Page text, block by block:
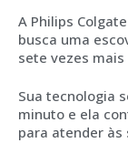
A Philips
busca uma
sete vezes
Sua tecnologia
minuto e ela
para atender às